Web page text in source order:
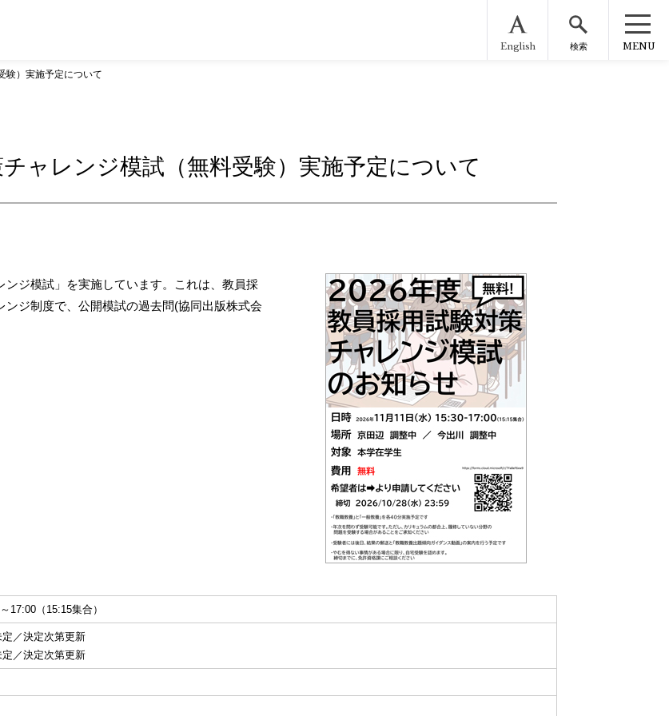
English 検索 MENU
）実施予定について
ャレンジ模試（無料受験）実施予定について
ジ模試」を実施しています。これは、教員採
ジ制度で、公開模試の過去問(協同出版株式会
17:00（15:15集合）
／決定次第更新
／決定次第更新